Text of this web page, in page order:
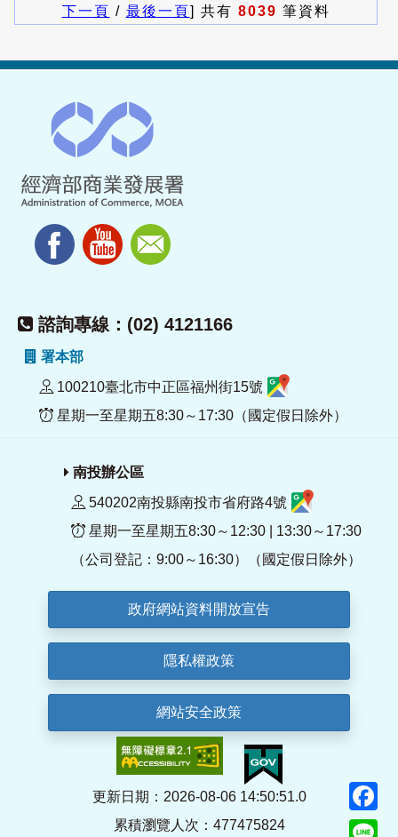
下一頁 / 最後一頁] 共有 8039 筆資料
諮詢專線：(02) 4121166
署本部
100210臺北市中正區福州街15號
星期一至星期五8:30～17:30（國定假日除外）
南投辦公區
540202南投縣南投市省府路4號
星期一至星期五8:30～12:30 | 13:30～17:30
（公司登記：9:00～16:30）（國定假日除外）
政府網站資料開放宣告
隱私權政策
網站安全政策
更新日期：2026-08-06 14:50:51.0
累積瀏覽人次：477475824